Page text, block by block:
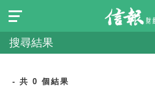
搜尋結果
- 共 0 個結果